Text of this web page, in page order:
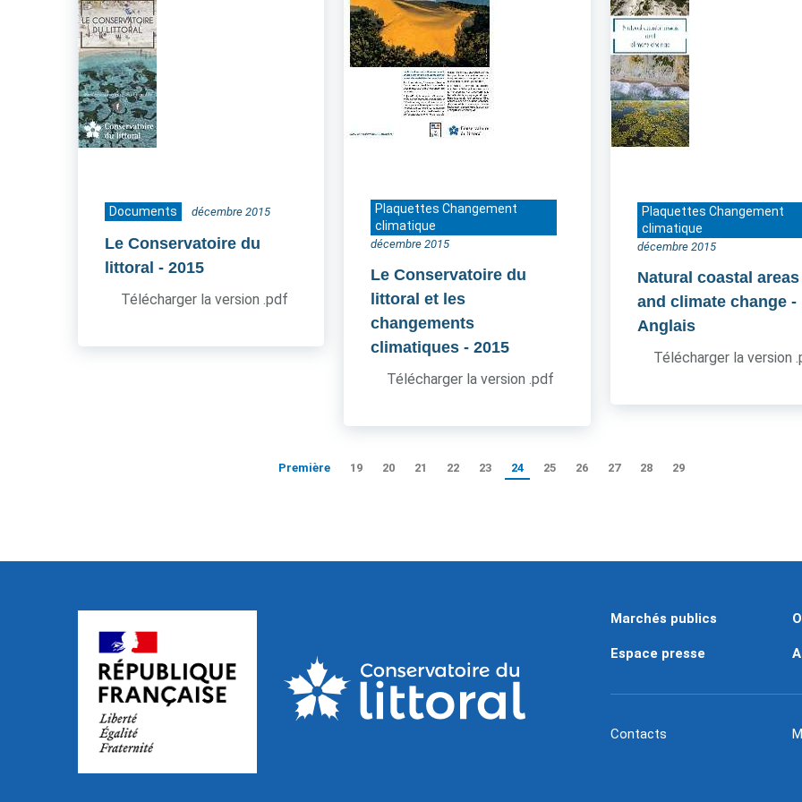
Documents décembre 2015
Le Conservatoire du
littoral - 2015
Télécharger la version .pdf
Plaquettes Changement
climatique
décembre 2015
Le Conservatoire du
littoral et les
changements
climatiques - 2015
Télécharger la version .pdf
Plaquettes Changement
climatique
décembre 2015
Natural coastal areas
and climate change -
Anglais
Télécharger la version
Première 19 20 21 22 23 24 25 26 27 28 29
Marchés publics
Espace presse
Contacts